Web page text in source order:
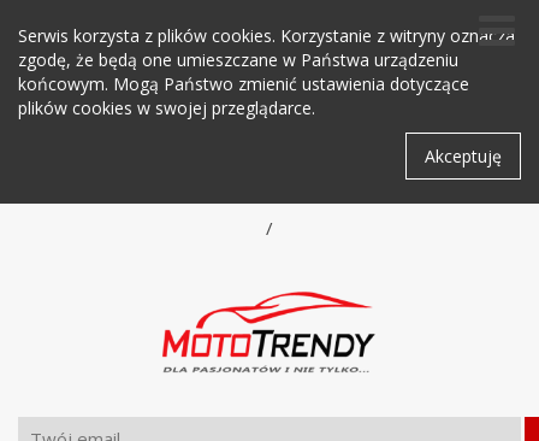
Serwis korzysta z plików cookies. Korzystanie z witryny oznacza
zgodę, że będą one umieszczane w Państwa urządzeniu
końcowym. Mogą Państwo zmienić ustawienia dotyczące
plików cookies w swojej przeglądarce.
Akceptuję
/